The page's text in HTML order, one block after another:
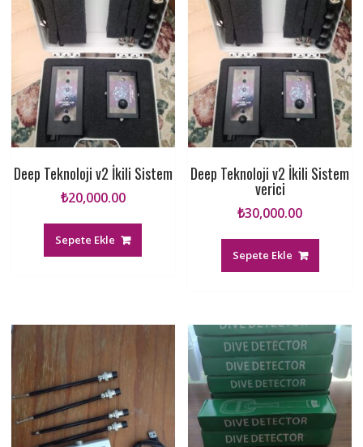
Deep Teknoloji v2 İkili Sistem
₺20,000.00
Sepete Ekle
Deep Teknoloji v2 İkili Sistem
verici
₺30,000.00
Sepete Ekle